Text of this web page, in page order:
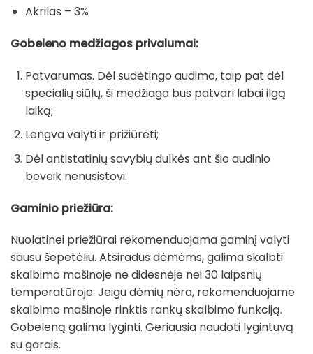
Akrilas – 3%
Gobeleno medžiagos privalumai:
Patvarumas. Dėl sudėtingo audimo, taip pat dėl
specialių siūlų, ši medžiaga bus patvari labai ilgą
laiką;
Lengva valyti ir prižiūrėti;
Dėl antistatinių savybių dulkės ant šio audinio
beveik nenusistovi.
Gaminio priežiūra:
Nuolatinei priežiūrai rekomenduojama gaminį valyti
sausu šepetėliu. Atsiradus dėmėms, galima skalbti
skalbimo mašinoje ne didesnėje nei 30 laipsnių
temperatūroje. Jeigu dėmių nėra, rekomenduojame
skalbimo mašinoje rinktis rankų skalbimo funkciją.
Gobeleną galima lyginti. Geriausia naudoti lygintuvą
su garais.